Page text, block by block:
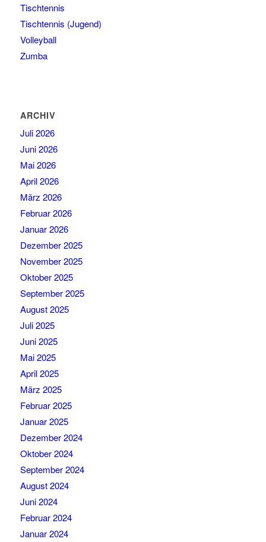
Tischtennis
Tischtennis (Jugend)
Volleyball
Zumba
ARCHIV
Juli 2026
Juni 2026
Mai 2026
April 2026
März 2026
Februar 2026
Januar 2026
Dezember 2025
November 2025
Oktober 2025
September 2025
August 2025
Juli 2025
Juni 2025
Mai 2025
April 2025
März 2025
Februar 2025
Januar 2025
Dezember 2024
Oktober 2024
September 2024
August 2024
Juni 2024
Februar 2024
Januar 2024